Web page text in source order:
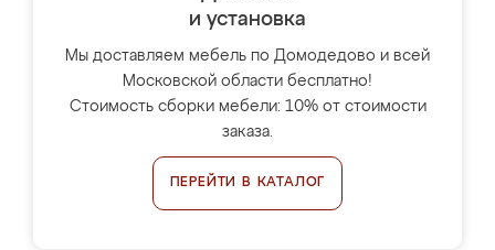
и установка
Мы доставляем мебель по Домодедово и всей
Московской области бесплатно!
Стоимость сборки мебели: 10% от стоимости
заказа.
ПЕРЕЙТИ В КАТАЛОГ